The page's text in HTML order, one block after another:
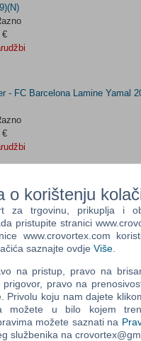
€
- FC Barcelona Lamine Yamal
€
- Argentina Lionel Messi 20cm
- Gabby's Dollhouse - Sweet
Garden
€
o korištenju
za trgovinu, prikuplja i
pristupite stranici
www.crovortex.com
saznajte ovdje Više
na pristup, pravo na
pravo na
Privolu koju nam dajete
možete u bilo kojem
možete saznati na
službenika na